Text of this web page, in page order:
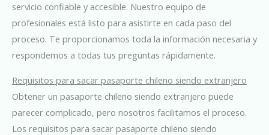
servicio confiable y accesible. Nuestro equipo de
profesionales está listo para asistirte en cada paso del
proceso. Te proporcionamos toda la información necesaria y
respondemos a todas tus preguntas rápidamente.
Requisitos para sacar pasaporte chileno siendo extranjero
Obtener un pasaporte chileno siendo extranjero puede
parecer complicado, pero nosotros facilitamos el proceso.
Los requisitos para sacar pasaporte chileno siendo